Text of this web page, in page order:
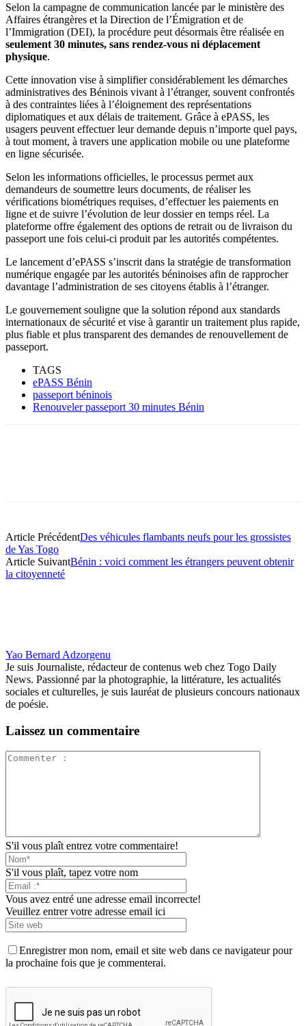
Selon la campagne de communication lancée par le ministère des
Affaires étrangères et la Direction de l’Émigration et de
l’Immigration (DEI), la procédure peut désormais être réalisée en
seulement 30 minutes, sans rendez-vous ni déplacement
physique.
Cette innovation vise à simplifier considérablement les démarches
administratives des Béninois vivant à l’étranger, souvent confrontés
à des contraintes liées à l’éloignement des représentations
diplomatiques et aux délais de traitement. Grâce à ePASS, les
usagers peuvent effectuer leur demande depuis n’importe quel pays,
à tout moment, à travers une application mobile ou une plateforme
en ligne sécurisée.
Selon les informations officielles, le processus permet aux
demandeurs de soumettre leurs documents, de réaliser les
vérifications biométriques requises, d’effectuer les paiements en
ligne et de suivre l’évolution de leur dossier en temps réel. La
plateforme offre également des options de retrait ou de livraison du
passeport une fois celui-ci produit par les autorités compétentes.
Le lancement d’ePASS s’inscrit dans la stratégie de transformation
numérique engagée par les autorités béninoises afin de rapprocher
davantage l’administration de ses citoyens établis à l’étranger.
Le gouvernement souligne que la solution répond aux standards
internationaux de sécurité et vise à garantir un traitement plus rapide,
plus fiable et plus transparent des demandes de renouvellement de
passeport.
TAGS
ePASS Bénin
passeport béninois
Renouveler passeport 30 minutes Bénin
Article PrécédentDes véhicules flambants neufs pour les grossistes
de Yas Togo
Article SuivantBénin : voici comment les étrangers peuvent obtenir
la citoyenneté
Yao Bernard Adzorgenu
Je suis Journaliste, rédacteur de contenus web chez Togo Daily
News. Passionné par la photographie, la littérature, les actualités
sociales et culturelles, je suis lauréat de plusieurs concours nationaux
de poésie.
Laissez un commentaire
S'il vous plaît entrez votre commentaire!
S'il vous plaît, tapez votre nom
Vous avez entré une adresse email incorrecte!
Veuillez entrer votre adresse email ici
Enregistrer mon nom, email et site web dans ce navigateur pour
la prochaine fois que je commenterai.